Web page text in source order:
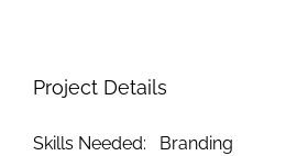
Project Details
Skills Needed:
Branding